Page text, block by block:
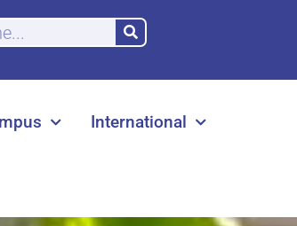
International